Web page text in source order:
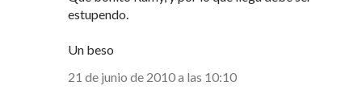
estupendo.
Un beso
21 de junio de 2010 a las 10:10